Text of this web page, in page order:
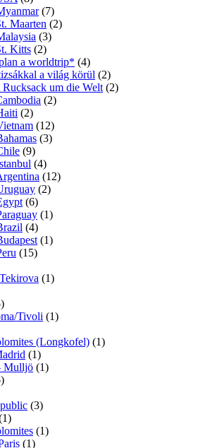
(7)
Maarten (2)
(3)
Kitts (2)
a worldtrip* (4)
a világ körül (2)
um die Welt (2)
(2)
(2)
(12)
(3)
(9)
(4)
(12)
(2)
(6)
(1)
(4)
(1)
(15)
(1)
Tivoli (1)
(Longkofel) (1)
(1)
Mulljö (1)
(3)
(1)
(1)